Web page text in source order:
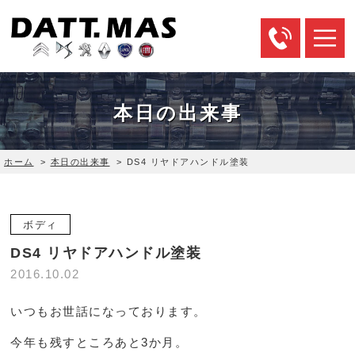
本日の出来事
ホーム > 本日の出来事 > DS4 リヤドアハンドル塗装
ボディ
DS4 リヤドアハンドル塗装
2016.10.02
いつもお世話になっております。
今年も残すところあと3か月。